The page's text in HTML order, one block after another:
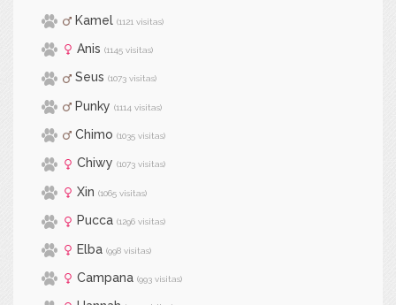
Kamel (1121 visitas)
Anis (1145 visitas)
Seus (1073 visitas)
Punky (1114 visitas)
Chimo (1035 visitas)
Chiwy (1073 visitas)
Xin (1065 visitas)
Pucca (1296 visitas)
Elba (998 visitas)
Campana (993 visitas)